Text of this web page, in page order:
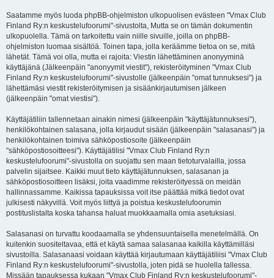
Saatamme myös luoda phpBB-ohjelmiston ulkopuolisen evästeen "Vmax Club
Finland Ry:n keskustelufoorumi"-sivustolta, Mutta se on tämän dokumentin
ulkopuolella. Tämä on tarkoitettu vain niille sivuille, joilla on phpBB-
ohjelmiston luomaa sisältöä. Toinen tapa, jolla keräämme tietoa on se, mitä
lähetät. Tämä voi olla, mutta ei rajoita: Viestin lähettäminen anonyyminä
käyttäjänä (Jälkeenpäin "anonyymit viestit"), rekisteröityminen "Vmax Club
Finland Ry:n keskustelufoorumi"-sivustolle (jälkeenpäin "omat tunnuksesi") ja
lähettämäsi viestit rekisteröitymisen ja sisäänkirjautumisen jälkeen
(jälkeenpäin "omat viestisi").
Käyttäjätiliin tallennetaan ainakin nimesi (jälkeenpäin "käyttäjätunnuksesi"),
henkilökohtainen salasana, jolla kirjaudut sisään (jälkeenpäin "salasanasi") ja
henkilökohtainen toimiva sähköpostiosoite (jälkeenpäin
"sähköpostiosoitteesi"). Käyttäjätilisi "Vmax Club Finland Ry:n
keskustelufoorumi"-sivustolla on suojattu sen maan tietoturvalailla, jossa
palvelin sijaitsee. Kaikki muut tieto käyttäjätunnuksen, salasanan ja
sähköpostiosoitteen lisäksi, joita vaadimme rekisteröityessä on meidän
hallinnassamme. Kaikissa tapauksissa voit itse päättää mitkä tiedot ovat
julkisesti näkyvillä. Voit myös liittyä ja poistua keskustelufoorumin
postituslistalta koska tahansa haluat muokkaamalla omia asetuksiasi.
Salasanasi on turvattu koodaamalla se yhdensuuntaisella menetelmällä. On
kuitenkin suositeltavaa, että et käytä samaa salasanaa kaikilla käyttämilläsi
sivustoilla. Salasanaasi voidaan käyttää kirjautumaan käyttäjätiliisi "Vmax Club
Finland Ry:n keskustelufoorumi"-sivustolla, joten pidä se huolella tallessa.
Missään tapauksessa kukaan "Vmax Club Finland Ry:n keskustelufoorumi"-